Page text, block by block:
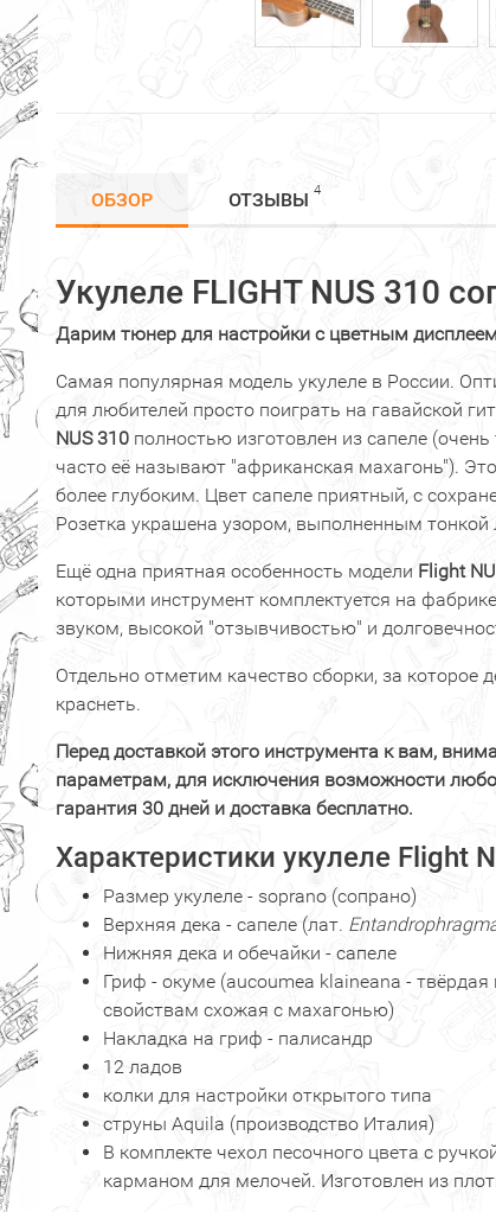
ОБЗОР ОТЗЫВЫ 4
Укулеле FLIGHT NUS 310
Дарим тюнер для настройки с цветным
Самая популярная модель укулеле в России.
для любителей просто поиграть на гавайской
NUS 310 полностью изготовлен из сапеле
часто её называют "африканская махагонь").
более глубоким. Цвет сапеле приятный, с
Розетка украшена узором, выполненным тонкой
Ещё одна приятная особенность модели Flight
которыми инструмент комплектуется на
звуком, высокой "отзывчивостью" и
Отдельно отметим качество сборки, за которое
краснеть.
Перед доставкой этого инструмента к вам,
параметрам, для исключения возможности
гарантия 30 дней и доставка бесплатно.
Характеристики укулеле Flight
Размер укулеле - soprano (сопрано)
Верхняя дека - сапеле (лат.
Нижняя дека и обечайки - сапеле
Гриф - окуме (aucoumea klaineana -
свойствам схожая с махагонью)
Накладка на гриф - палисандр
12 ладов
колки для настройки открытого типа
струны Aquila (производство Италия)
В комплекте чехол песочного цвета с
карманом для мелочей. Изготовлен из